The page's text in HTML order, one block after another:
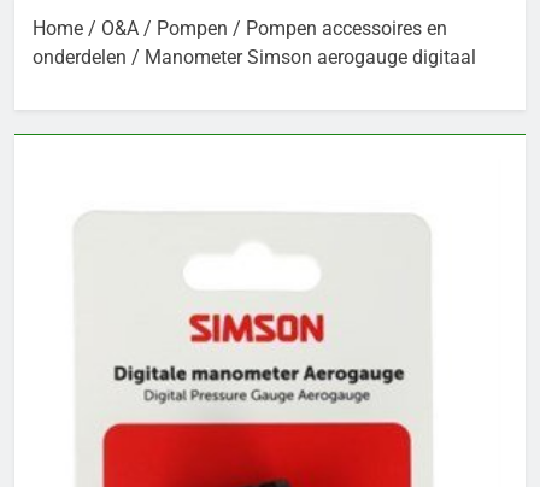
Home / O&A / Pompen / Pompen accessoires en
onderdelen / Manometer Simson aerogauge digitaal